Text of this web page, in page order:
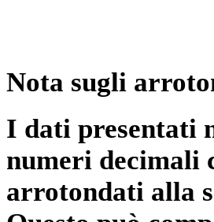
Nota sugli
I dati presentati
numeri decimali
arrotondati alla